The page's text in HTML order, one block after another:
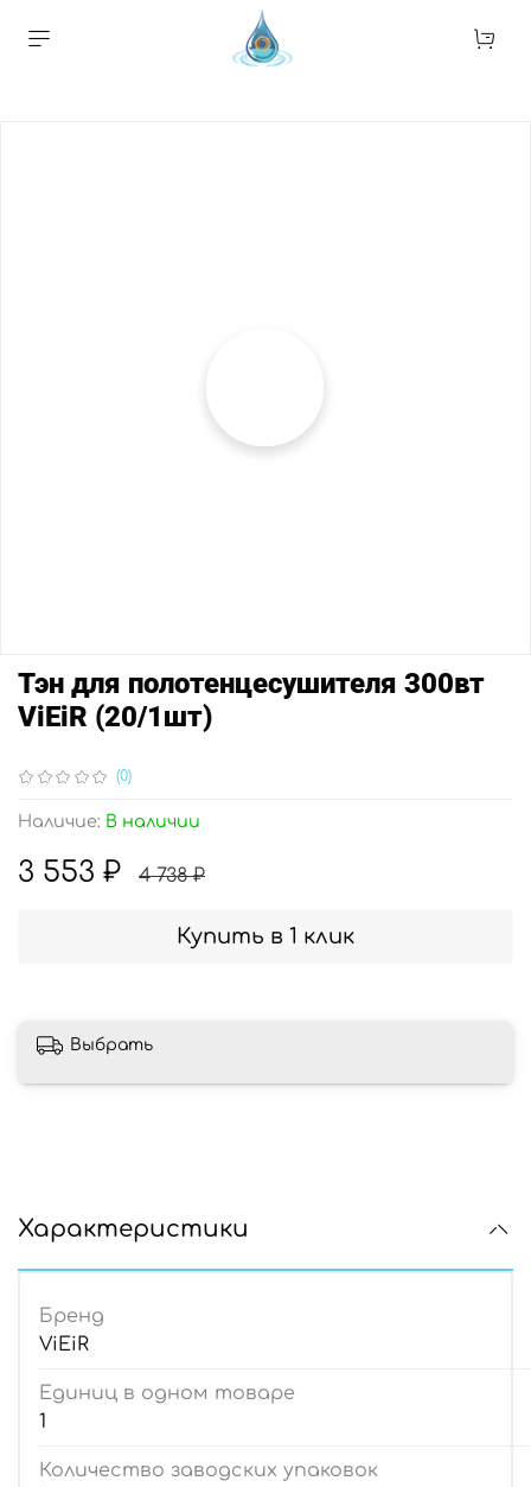
(0)
Наличие: В наличии
Тэн для полотенцесушителя 300вт
ViEiR (20/1шт)
3 553 ₽ 4 738 ₽
Купить в 1 клик
Выбрать
Характеристики
Бренд
ViEiR
Единиц в одном товаре
1
Количество заводских упаковок